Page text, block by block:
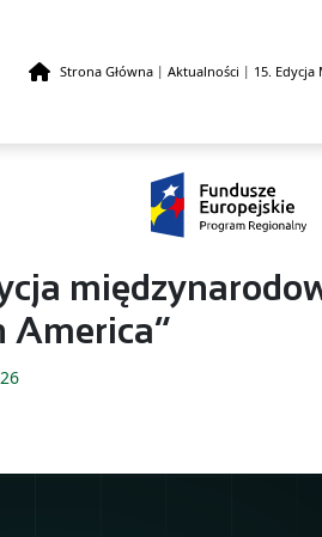
Strona Główna | Aktualności | 15.
America”